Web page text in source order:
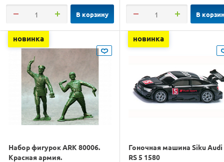
В корзину В
новинка
Набор фигурок ARK 80006.
Красная армия.
новинка
Гоночная машина Siku Audi
RS 5 1580